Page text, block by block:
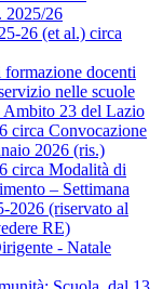
2025/26
26 (et al.) circa
docenti
nelle scuole
Ambito 23 del Lazio
circa Convocazione
2026 (ris.)
circa Modalità di
– Settimana
2026 (riservato al
RE)
- Natale